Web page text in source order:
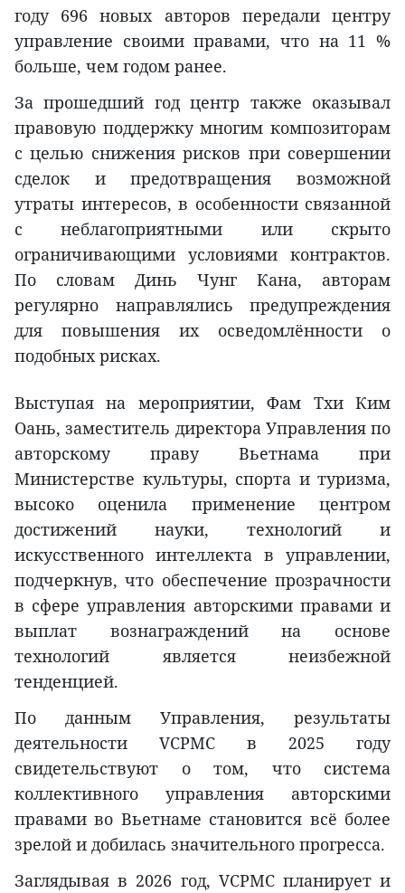
году 696 новых авторов передали центру
управление своими правами, что на 11 %
больше, чем годом ранее.
За прошедший год центр также оказывал
правовую поддержку многим композиторам
с целью снижения рисков при совершении
сделок и предотвращения возможной
утраты интересов, в особенности связанной
с неблагоприятными или скрыто
ограничивающими условиями контрактов.
По словам Динь Чунг Кана, авторам
регулярно направлялись предупреждения
для повышения их осведомлённости о
подобных рисках.
Выступая на мероприятии, Фам Тхи Ким
Оань, заместитель директора Управления по
авторскому праву Вьетнама при
Министерстве культуры, спорта и туризма,
высоко оценила применение центром
достижений науки, технологий и
искусственного интеллекта в управлении,
подчеркнув, что обеспечение прозрачности
в сфере управления авторскими правами и
выплат вознаграждений на основе
технологий является неизбежной
тенденцией.
По данным Управления, результаты
деятельности VCPMC в 2025 году
свидетельствуют о том, что система
коллективного управления авторскими
правами во Вьетнаме становится всё более
зрелой и добилась значительного прогресса.
Заглядывая в 2026 год, VCPMC планирует и